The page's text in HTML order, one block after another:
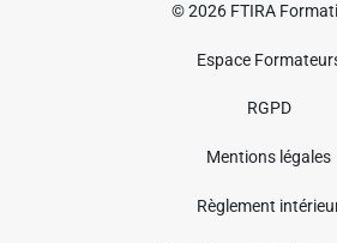
© 2026 FTIRA
Espace
RGPD
Mentions légales
Règlement